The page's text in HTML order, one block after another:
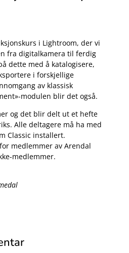
i Lightroom, der vi
fra digitalkamera til ferdig
dette med å katalogisere,
i forskjellige
av klassisk
modulen blir det også.
og det blir delt ut et hefte
Alle deltagere må ha med
Classic installert.
medlemmer av Arendal
medlemmer.